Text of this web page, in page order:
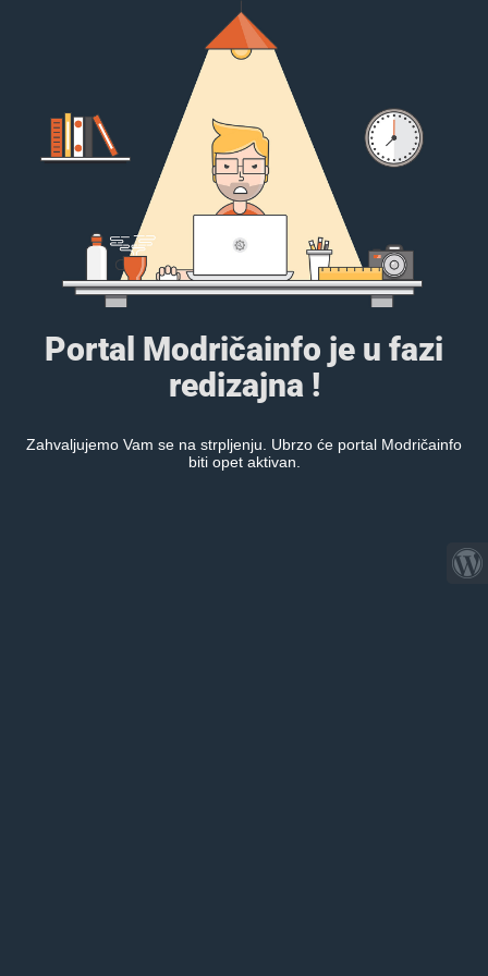
Portal Modričainfo je u fazi
redizajna !
Zahvaljujemo Vam se na strpljenju. Ubrzo će portal Modričainfo
biti opet aktivan.